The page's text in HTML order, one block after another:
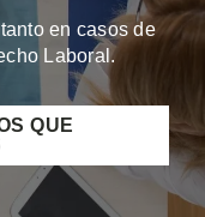
en casos de
Laboral.
QUE